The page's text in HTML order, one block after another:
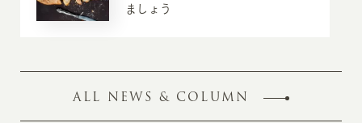
ましょう
ALL NEWS & COLUMN